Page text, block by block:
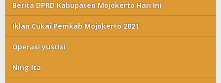
Berita DPRD Kabupaten Mojokerto Hari Ini
Iklan Cukai Pemkab Mojokerto 2021
Operasi yustisi
Ning Ita